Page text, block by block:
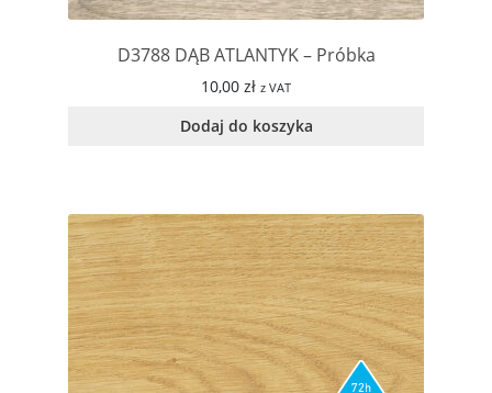
D3788 DĄB ATLANTYK – Próbka
10,00 zł z VAT
Dodaj do koszyka